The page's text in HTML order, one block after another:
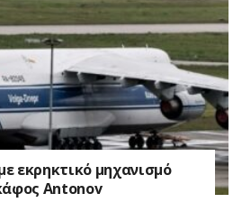
εκρηκτικό μηχανισμό
Antonov